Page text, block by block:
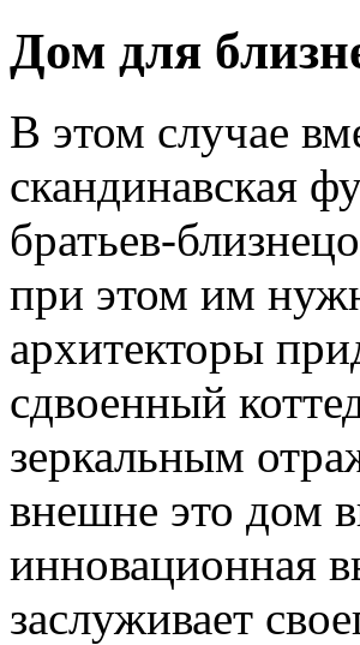
Дом для
В этом случае
скандинавская
братьев-
при этом им
архитекторы
сдвоенный
зеркальным
внешне это дом
инновационная
заслуживает